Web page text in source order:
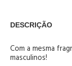
DESCRIÇÃO
Com a mesma
masculinos!